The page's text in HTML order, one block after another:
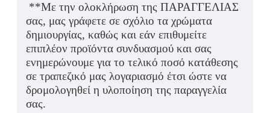
**Με την ολοκλήρωση της ΠΑΡΑΓΓΕΛΙΑΣ
σας, μας γράφετε σε σχόλιο τα χρώματα
δημιουργίας, καθώς και εάν επιθυμείτε
επιπλέον προϊόντα συνδυασμού και σας
ενημερώνουμε για το τελικό ποσό κατάθεσης
σε τραπεζικό μας λογαριασμό έτσι ώστε να
δρομολογηθεί η υλοποίηση της παραγγελία
σας.